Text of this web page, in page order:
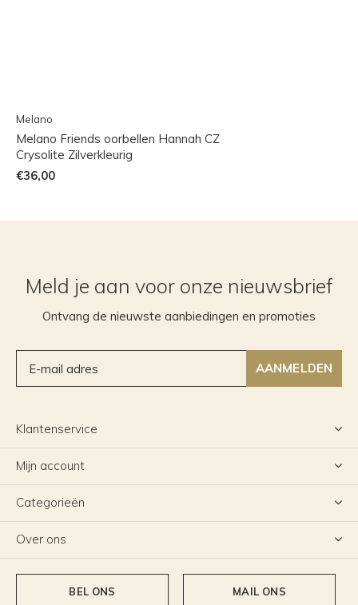
Melano
Melano Friends oorbellen Hannah CZ
Crysolite Zilverkleurig
€36,00
Meld je aan voor onze nieuwsbrief
Ontvang de nieuwste aanbiedingen en promoties
AANMELDEN
Klantenservice
Mijn account
Categorieën
Over ons
BEL ONS MAIL ONS